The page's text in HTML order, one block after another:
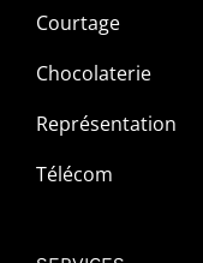
Courtage
Chocolaterie
Représentation
Télécom